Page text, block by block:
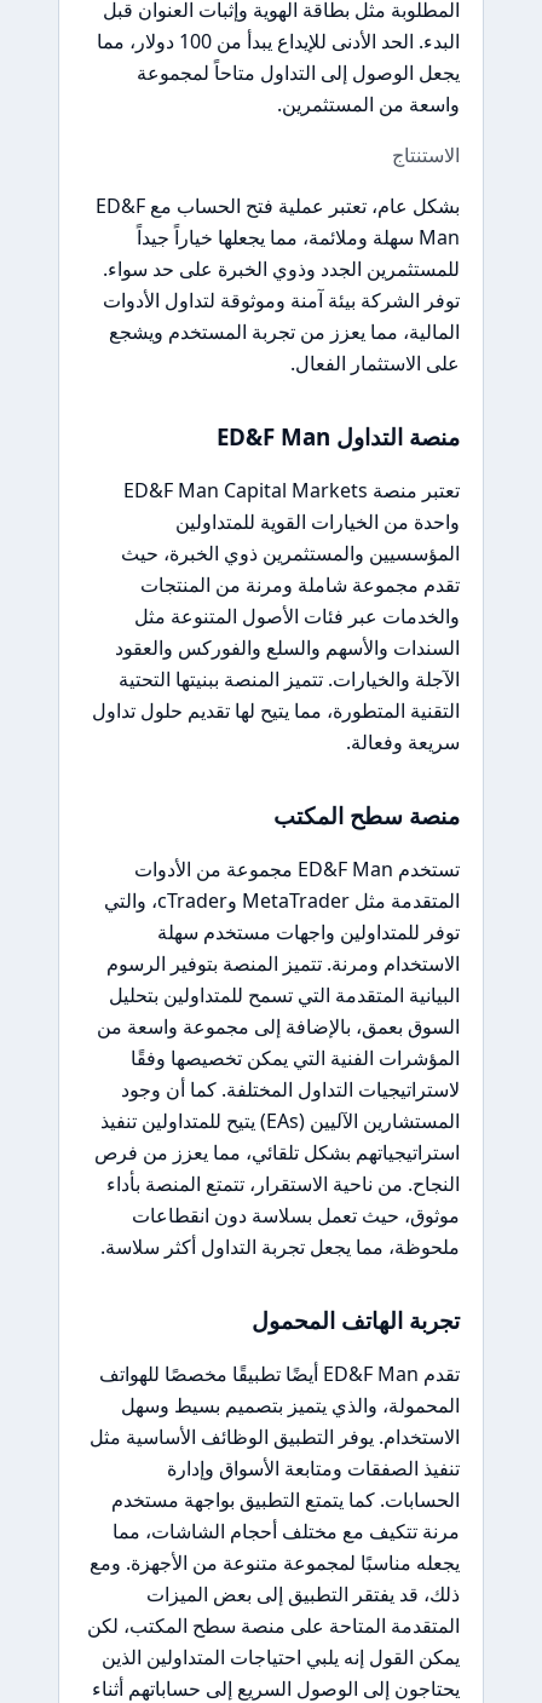
المطلوبة مثل بطاقة الهوية وإثبات العنوان قبل
البدء. الحد الأدنى للإيداع يبدأ من 100 دولار، مما
يجعل الوصول إلى التداول متاحاً لمجموعة
واسعة من المستثمرين.
الاستنتاج
بشكل عام، تعتبر عملية فتح الحساب مع ED&F
Man سهلة وملائمة، مما يجعلها خياراً جيداً
للمستثمرين الجدد وذوي الخبرة على حد سواء.
توفر الشركة بيئة آمنة وموثوقة لتداول الأدوات
المالية، مما يعزز من تجربة المستخدم ويشجع
على الاستثمار الفعال.
منصة التداول ED&F Man
تعتبر منصة ED&F Man Capital Markets
واحدة من الخيارات القوية للمتداولين
المؤسسيين والمستثمرين ذوي الخبرة، حيث
تقدم مجموعة شاملة ومرنة من المنتجات
والخدمات عبر فئات الأصول المتنوعة مثل
السندات والأسهم والسلع والفوركس والعقود
الآجلة والخيارات. تتميز المنصة ببنيتها التحتية
التقنية المتطورة، مما يتيح لها تقديم حلول تداول
سريعة وفعالة.
منصة سطح المكتب
تستخدم ED&F Man مجموعة من الأدوات
المتقدمة مثل MetaTrader وcTrader، والتي
توفر للمتداولين واجهات مستخدم سهلة
الاستخدام ومرنة. تتميز المنصة بتوفير الرسوم
البيانية المتقدمة التي تسمح للمتداولين بتحليل
السوق بعمق، بالإضافة إلى مجموعة واسعة من
المؤشرات الفنية التي يمكن تخصيصها وفقًا
لاستراتيجيات التداول المختلفة. كما أن وجود
المستشارين الآليين (EAs) يتيح للمتداولين تنفيذ
استراتيجياتهم بشكل تلقائي، مما يعزز من فرص
النجاح. من ناحية الاستقرار، تتمتع المنصة بأداء
موثوق، حيث تعمل بسلاسة دون انقطاعات
ملحوظة، مما يجعل تجربة التداول أكثر سلاسة.
تجربة الهاتف المحمول
تقدم ED&F Man أيضًا تطبيقًا مخصصًا للهواتف
المحمولة، والذي يتميز بتصميم بسيط وسهل
الاستخدام. يوفر التطبيق الوظائف الأساسية مثل
تنفيذ الصفقات ومتابعة الأسواق وإدارة
الحسابات. كما يتمتع التطبيق بواجهة مستخدم
مرنة تتكيف مع مختلف أحجام الشاشات، مما
يجعله مناسبًا لمجموعة متنوعة من الأجهزة. ومع
ذلك، قد يفتقر التطبيق إلى بعض الميزات
المتقدمة المتاحة على منصة سطح المكتب، لكن
يمكن القول إنه يلبي احتياجات المتداولين الذين
يحتاجون إلى الوصول السريع إلى حساباتهم أثناء